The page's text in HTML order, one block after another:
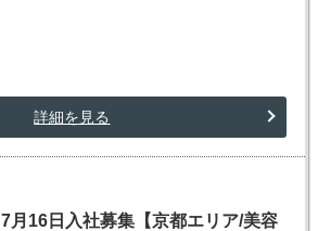
詳細を見る
7月16日入社募集【京都エリア/美容